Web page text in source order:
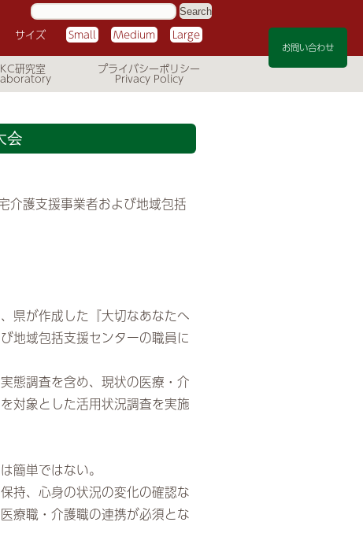
お問い合わせ
サ
イ
ト
内
索:
サイズ Small Medium Large
KC研究室 プライバシーポリシー
会
介護支援事業者および地域包括
県が作成した『大切なあなたへ
地域包括支援センターの職員に
態調査を含め、現状の医療・介
対象とした活用状況調査を実施
簡単ではない。
持、心身の状況の変化の確認な
療職・介護職の連携が必須とな